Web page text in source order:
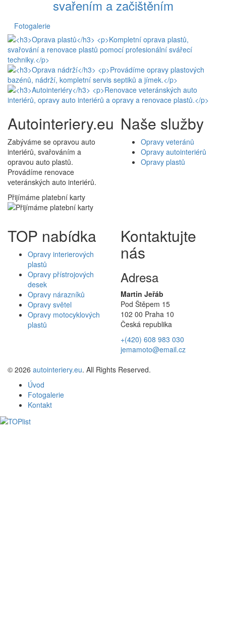
svařením a začištěním
Fotogalerie
Autointeriery.eu
Zabýváme se opravou auto
interiérů, svařováním a
opravou auto plastů.
Provádíme renovace
veteránských auto interiérů.
Přijímáme platební karty
Naše služby
Opravy veteránů
Opravy autointeriérů
Opravy plastů
TOP nabídka
Opravy interierových
plastů
Opravy přístrojových
desek
Opravy nárazníků
Opravy světel
Opravy motocyklových
plastů
Kontaktujte
nás
Adresa
Martin Jeřáb
Pod Štěpem 15
102 00 Praha 10
Česká republika
+(420) 608 983 030
jemamoto@email.cz
© 2026 autointeriery.eu. All Rights Reserved.
Úvod
Fotogalerie
Kontakt